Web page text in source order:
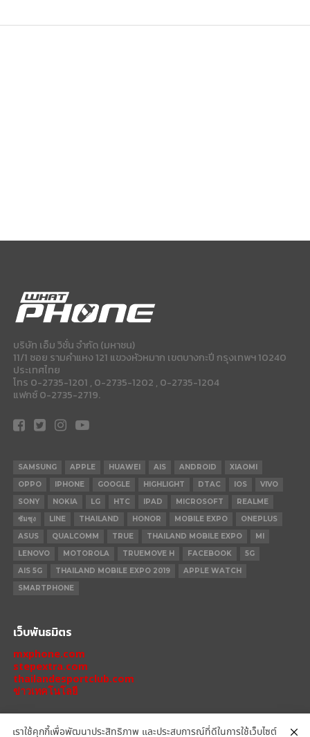
บริษัท เอ็ม วิชั่น จำกัด (มหาชน)
11/1 ซอย รามคำแหง 121 แขวงหัวหมาก เขตบางกะปี กรุงเทพฯ 10240
ประเทศไทย
โทร 0-2735-1201 , 0-2735-1202 , 0-2735-1204
แฟกซ์ 0-2735-2719.
SAMSUNG APPLE HUAWEI AIS ANDROID
XIAOMI
OPPO
IPHONE GOOGLE HIGHLIGHT DTAC IOS
VIVO
SONY
NOKIA LG HTC IPAD MICROSOFT
REALME
ซัมซุง
LINE THAILAND HONOR MOBILE EXPO
ONEPLUS
ASUS
QUALCOMM TRUE THAILAND MOBILE EXPO
MI
LENOVO
MOTOROLA TRUEMOVE H FACEBOOK
5G
AIS 5G
THAILAND MOBILE EXPO 2019
APPLE WATCH
SMARTPHONE
เว็บพันธมิตร
mxphone.com
stepextra.com
thailandesportclub.com
ข่าวเทคโนโลยี
เราใช้คุกกี้เพื่อพัฒนาประสิทธิภาพ และประสบการณ์ที่ดีในการใช้เว็บไซต์